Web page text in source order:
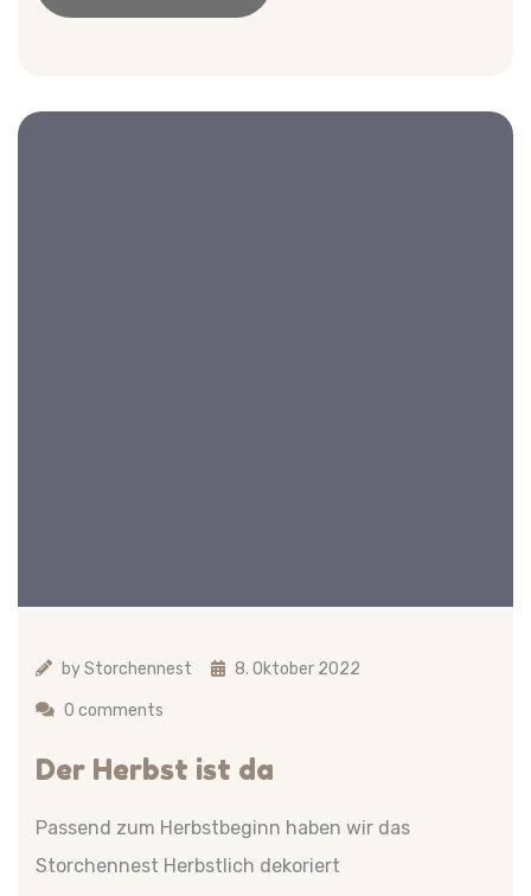
byStorchennest 8. Oktober 2022
0 comments
Der Herbst ist da
Passend zum Herbstbeginn haben wir das
Storchennest Herbstlich dekoriert